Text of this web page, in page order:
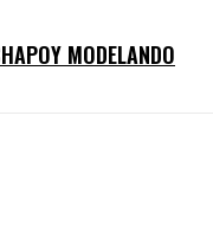
MODELANDO